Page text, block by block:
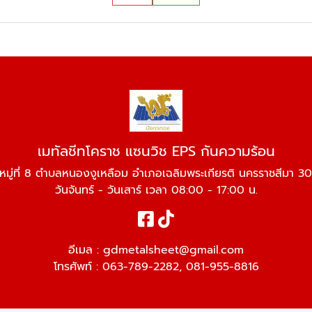
เมทัลชีทโคราช แซนวิช EPS กันความร้อน
มู่ที่ 8 ตำบลหนองงูเหลือม อำเภอเฉลิมพระเกียรติ นครราชสีมา
วันจันทร์ - วันเสาร์ เวลา 08:00 - 17:00 น.
อีเมล : gdmetalsheet@gmail.com
โทรศัพท์ : 063-789-2282, 081-955-8816